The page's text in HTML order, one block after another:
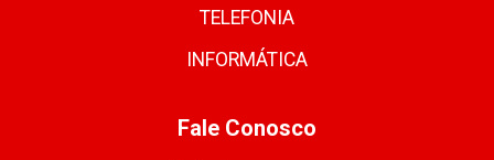
TELEFONIA
INFORMÁTICA
Fale Conosco